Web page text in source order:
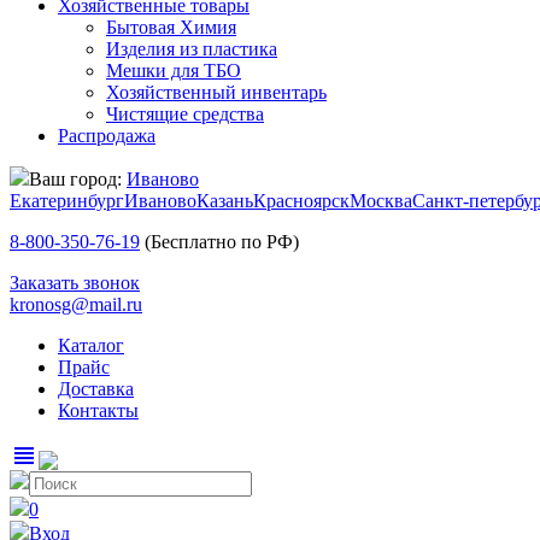
Хозяйственные товары
Бытовая Химия
Изделия из пластика
Мешки для ТБО
Хозяйственный инвентарь
Чистящие средства
Распродажа
Ваш город: Иваново
ЕкатеринбургИвановоКазаньКрасноярскМоскваСанкт-
8-800-350-76-19 (Бесплатно по РФ)
Заказать звонок
kronosg@mail.ru
Каталог
Прайс
Доставка
Контакты
view_headline
0
Вход